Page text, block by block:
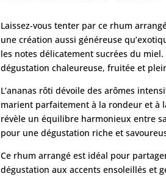
Laissez-vous tenter par ce rhum
une création aussi généreuse
les notes délicatement sucrées du
dégustation chaleureuse, fruitée et
L’ananas rôti dévoile des arômes
marient parfaitement à la rondeur et à
révèle un équilibre harmonieux entre
pour une dégustation riche et
Ce rhum arrangé est idéal pour
dégustation aux accents ensoleillés et